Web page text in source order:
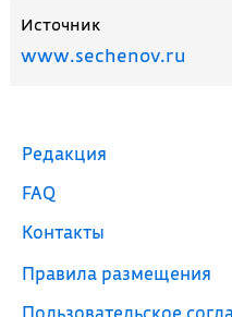
Источник
www.sechenov.ru
Редакция
FAQ
Контакты
Правила размещения
Пользовательское